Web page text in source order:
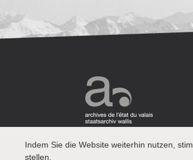
Indem Sie die Website weiterhin nutzen,
stellen.